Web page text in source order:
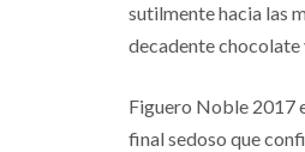
sutilmente hacia las
decadente chocolate
Figuero Noble 2017
final sedoso que